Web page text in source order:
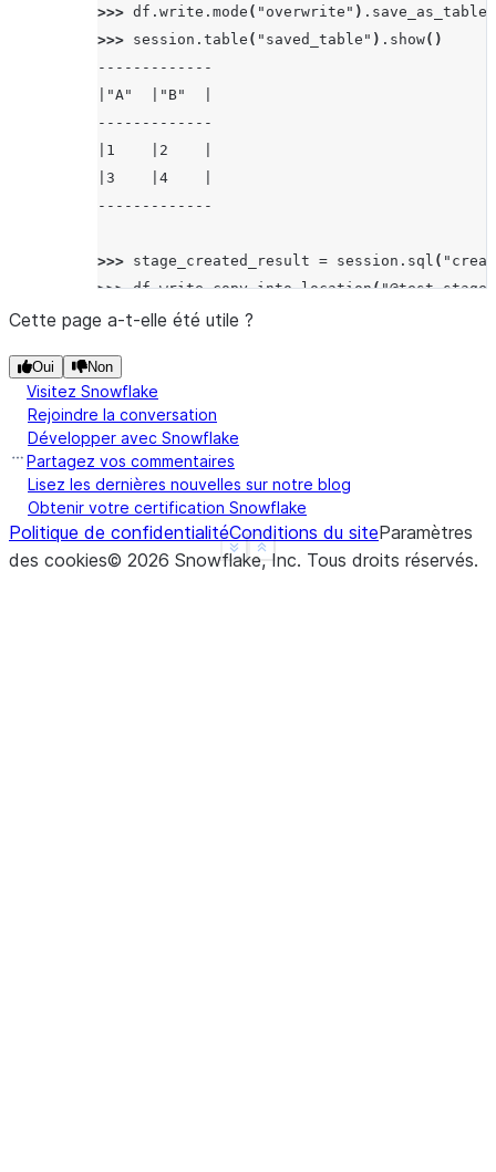
>>> df . write . mode ( "overwrite" ) . save_as_table
>>> session . table ( "saved_table" ) . show()
-------------
|"A"  |"B"  |
-------------
|1    |2    |
|3    |4    |
-------------
>>> stage_created_result = session . sql (
>>> df.write.copy_into_location(
[Row(rows_unloaded=2, input_bytes=8,
Show less
See more
Cette page a-t-elle été utile ?
Oui Non
Visitez Snowflake
Rejoindre la conversation
Développer avec Snowflake
Partagez vos commentaires
Lisez les dernières nouvelles sur notre blog
Obtenir votre certification Snowflake
Politique de confidentialitéConditions du siteParamètres
des cookies© 2026 Snowflake, Inc. Tous droits réservés.